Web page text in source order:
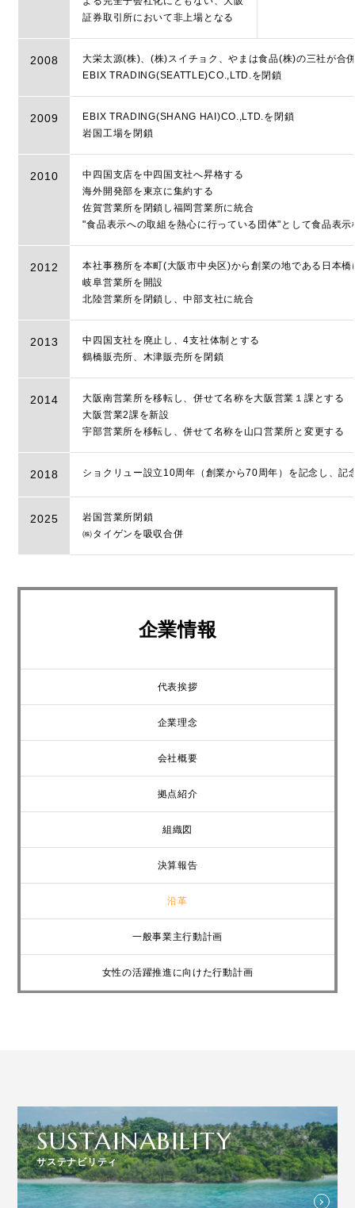
証券取引所において非上場となる
2008
大栄太源(株)、(株)スイチョク、やまは食品(株)の三社が合
EBIX TRADING(SEATTLE)CO.,LTD.を閉鎖
2009
EBIX TRADING(SHANG HAI)CO.,LTD.を閉鎖
岩国工場を閉鎖
2010
中四国支店を中四国支社へ昇格する
海外開発部を東京に集約する
佐賀営業所を閉鎖し福岡営業所に統合
"食品表示への取組を熱心に行っている団体"として食品表
2012
本社事務所を本町(大阪市中央区)から創業の地である日本橋
岐阜営業所を開設
北陸営業所を閉鎖し、中部支社に統合
2013
中四国支社を廃止し、4支社体制とする
鶴橋販売所、木津販売所を閉鎖
2014
大阪南営業所を移転し、併せて名称を大阪営業１課とする
大阪営業2課を新設
宇部営業所を移転し、併せて名称を山口営業所と変更する
2018 ショクリュー設立10周年（創業から70周年）を記念し、記
2025
岩国営業所閉鎖
㈱タイゲンを吸収合併
企業情報
代表挨拶
企業理念
会社概要
拠点紹介
組織図
決算報告
沿革
一般事業主行動計画
女性の活躍推進に向けた行動計画
SUSTAINABILITY
サステナビリティ